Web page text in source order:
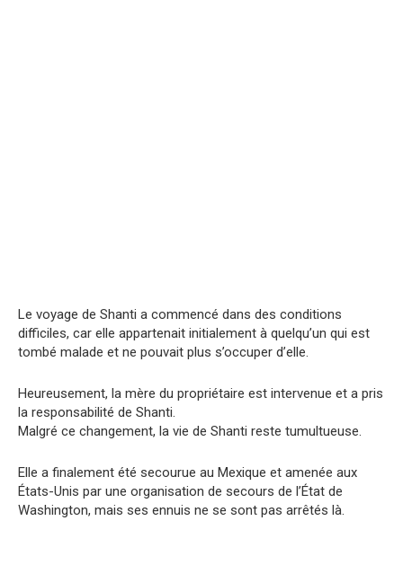
Le voyage de Shanti a commencé dans des conditions
difficiles, car elle appartenait initialement à quelqu’un qui est
tombé malade et ne pouvait plus s’occuper d’elle.
Heureusement, la mère du propriétaire est intervenue et a pris
la responsabilité de Shanti.
Malgré ce changement, la vie de Shanti reste tumultueuse.
Elle a finalement été secourue au Mexique et amenée aux
États-Unis par une organisation de secours de l’État de
Washington, mais ses ennuis ne se sont pas arrêtés là.